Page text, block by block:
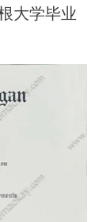
大学毕业